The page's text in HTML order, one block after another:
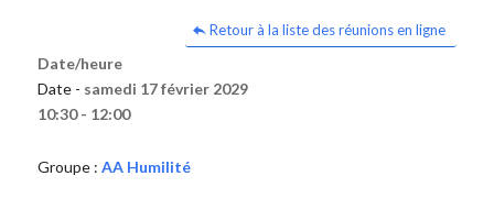
Retour à la liste des réunions en ligne
Date/heure
Date - samedi 17 février 2029
10:30 - 12:00
Groupe : AA Humilité